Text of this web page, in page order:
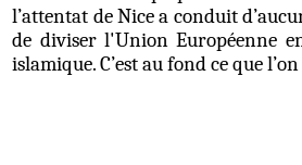
l’attentat de Nice a conduit
de diviser l'Union Européenne
islamique. C’est au fond ce que